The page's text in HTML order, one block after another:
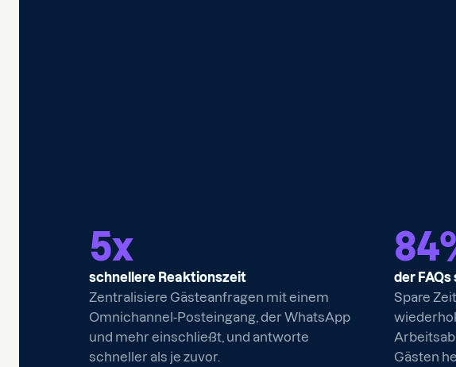
5x
schnellere Reaktionszeit
Zentralisiere Gästeanfragen mit einem
Omnichannel-Posteingang, der WhatsApp
und mehr einschließt, und antworte
schneller als je zuvor.
84
der
Spare
Gästen